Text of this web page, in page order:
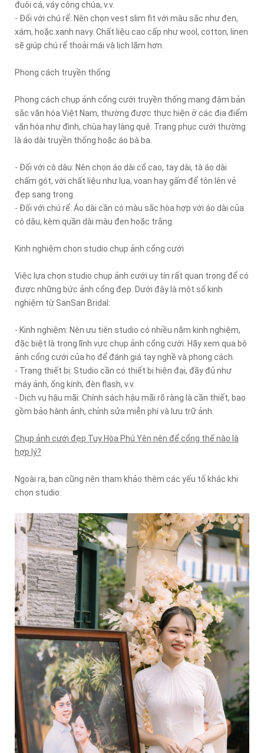
đuôi cá, váy công chúa, v.v.
- Đối với chú rể: Nên chọn vest slim fit với màu sắc như đen,
xám, hoặc xanh navy. Chất liệu cao cấp như wool, cotton, linen
sẽ giúp chú rể thoải mái và lịch lãm hơn.
Phong cách truyền thống
Phong cách chụp ảnh cổng cưới truyền thống mang đậm bản
sắc văn hóa Việt Nam, thường được thực hiện ở các địa điểm
văn hóa như đình, chùa hay làng quê. Trang phục cưới thường
là áo dài truyền thống hoặc áo bà ba.
- Đối với cô dâu: Nên chọn áo dài cổ cao, tay dài, tà áo dài
chấm gót, với chất liệu như lụa, voan hay gấm để tôn lên vẻ
đẹp sang trọng.
- Đối với chú rể: Áo dài cần có màu sắc hòa hợp với áo dài của
cô dâu, kèm quần dài màu đen hoặc trắng.
Kinh nghiệm chọn studio chụp ảnh cổng cưới
Việc lựa chọn studio chụp ảnh cưới uy tín rất quan trọng để có
được những bức ảnh cổng đẹp. Dưới đây là một số kinh
nghiệm từ SanSan Bridal:
- Kinh nghiệm: Nên ưu tiên studio có nhiều năm kinh nghiệm,
đặc biệt là trong lĩnh vực chụp ảnh cổng cưới. Hãy xem qua bộ
ảnh cổng cưới của họ để đánh giá tay nghề và phong cách.
- Trang thiết bị: Studio cần có thiết bị hiện đại, đầy đủ như
máy ảnh, ống kính, đèn flash, v.v.
- Dịch vụ hậu mãi: Chính sách hậu mãi rõ ràng là cần thiết, bao
gồm bảo hành ảnh, chỉnh sửa miễn phí và lưu trữ ảnh.
Chụp ảnh cưới đẹp Tuy Hòa Phú Yên nên để cổng thế nào là
hợp lý?
Ngoài ra, bạn cũng nên tham khảo thêm các yếu tố khác khi
chọn studio: